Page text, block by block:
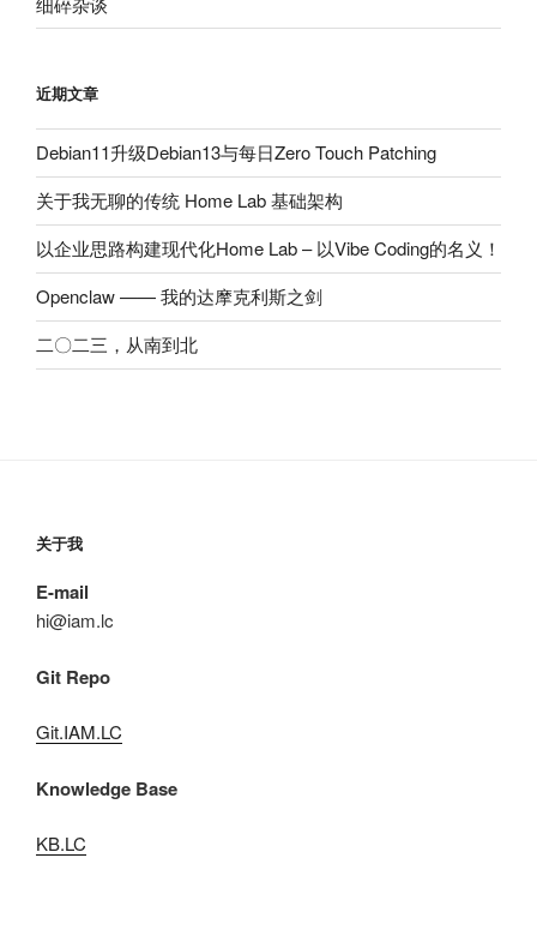
近期文章
Debian11升级Debian13与每日Zero Touch Patching
关于我无聊的传统 Home Lab 基础架构
以企业思路构建现代化Home Lab – 以Vibe Coding的名义！
Openclaw —— 我的达摩克利斯之剑
二〇二三，从南到北
关于我
E-mail
hi@iam.lc
Git Repo
Git.IAM.LC
Knowledge Base
KB.LC